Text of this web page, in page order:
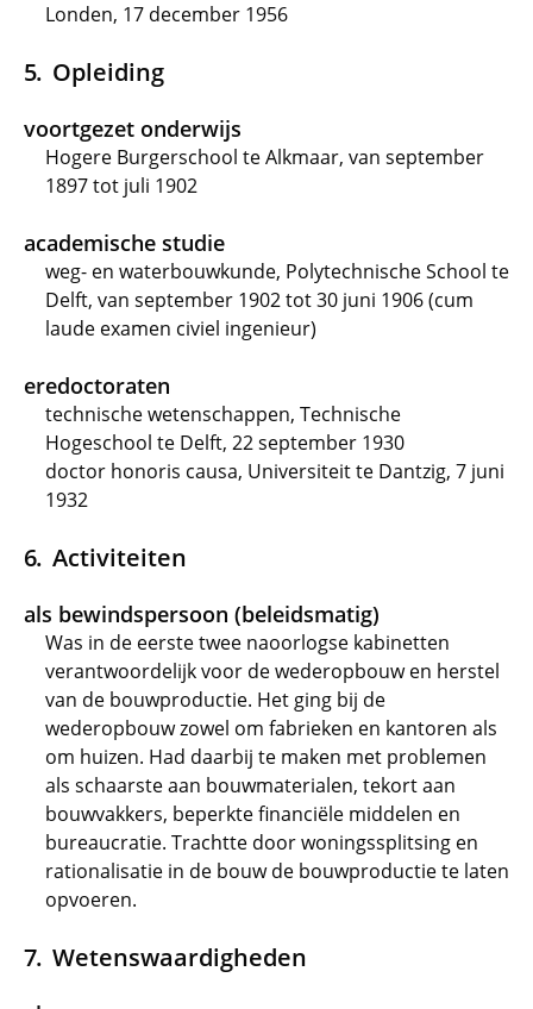
Londen, 17 december 1956
Opleiding
voortgezet onderwijs
Hogere Burgerschool te Alkmaar, van september
1897 tot juli 1902
academische studie
weg- en waterbouwkunde, Polytechnische School te
Delft, van september 1902 tot 30 juni 1906 (cum
laude examen civiel ingenieur)
eredoctoraten
technische wetenschappen, Technische
Hogeschool te Delft, 22 september 1930
doctor honoris causa, Universiteit te Dantzig, 7 juni
1932
Activiteiten
als bewindspersoon (beleidsmatig)
Was in de eerste twee naoorlogse kabinetten
verantwoordelijk voor de wederopbouw en herstel
van de bouwproductie. Het ging bij de
wederopbouw zowel om fabrieken en kantoren als
om huizen. Had daarbij te maken met problemen
als schaarste aan bouwmaterialen, tekort aan
bouwvakkers, beperkte financiële middelen en
bureaucratie. Trachtte door woningssplitsing en
rationalisatie in de bouw de bouwproductie te laten
opvoeren.
Wetenswaardigheden